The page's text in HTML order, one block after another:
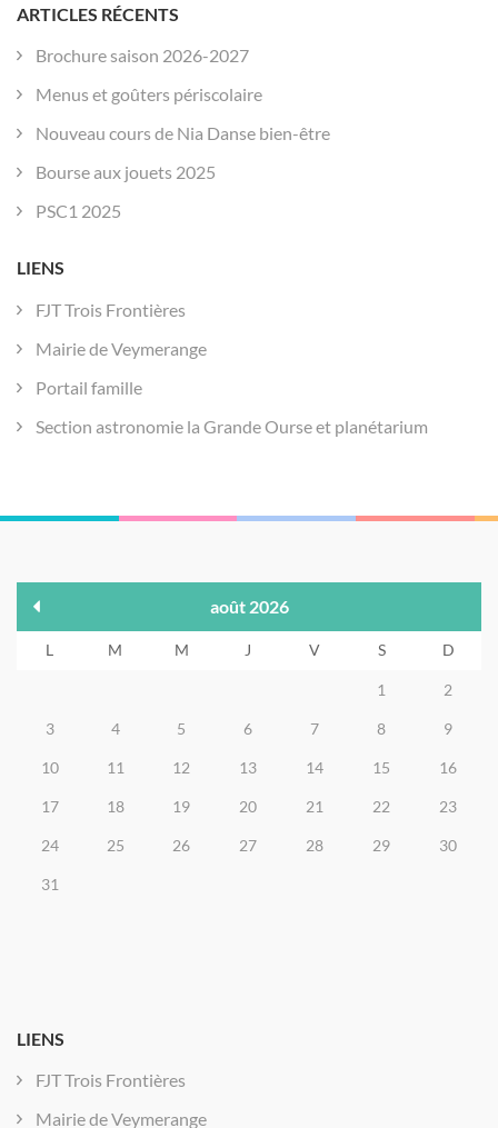
ARTICLES RÉCENTS
Brochure saison 2026-2027
Menus et goûters périscolaire
Nouveau cours de Nia Danse bien-être
Bourse aux jouets 2025
PSC1 2025
LIENS
FJT Trois Frontières
Mairie de Veymerange
Portail famille
Section astronomie la Grande Ourse et planétarium
août 2026
L M M J V S D
1 2
3 4 5 6 7 8 9
10 11 12 13 14 15 16
17 18 19 20 21 22 23
24 25 26 27 28 29 30
31
LIENS
FJT Trois Frontières
Mairie de Veymerange